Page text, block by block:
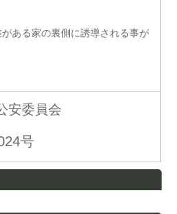
ある家の裏側に誘導される事が
委員会
号